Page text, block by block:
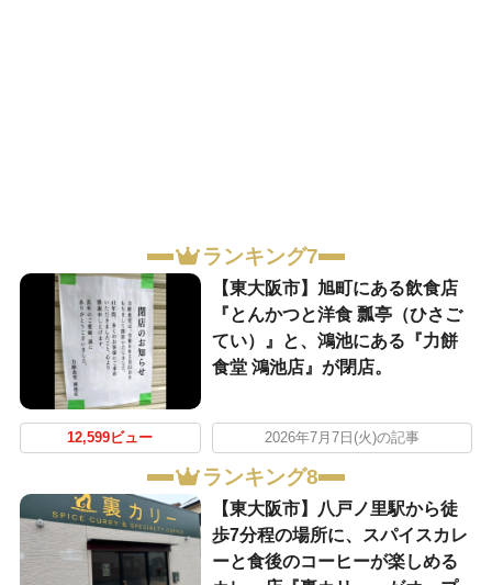
ランキング7
【東大阪市】旭町にある飲食店
『とんかつと洋食 瓢亭（ひさご
てい）』と、鴻池にある『力餅
食堂 鴻池店』が閉店。
12,599ビュー 2026年7月7日(火)の記事
ランキング8
【東大阪市】八戸ノ里駅から徒
歩7分程の場所に、スパイスカレ
ーと食後のコーヒーが楽しめる